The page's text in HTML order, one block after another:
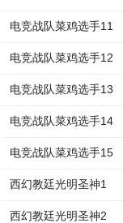
电竞战队菜鸡选手11
电竞战队菜鸡选手12
电竞战队菜鸡选手13
电竞战队菜鸡选手14
电竞战队菜鸡选手15
西幻教廷光明圣神1
西幻教廷光明圣神2